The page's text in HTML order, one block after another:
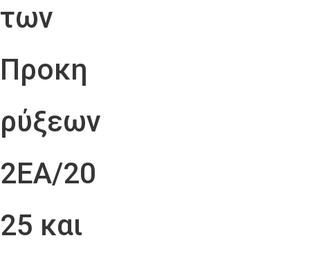
των
Προκη
ρύξεων
2ΕΑ/20
25 και